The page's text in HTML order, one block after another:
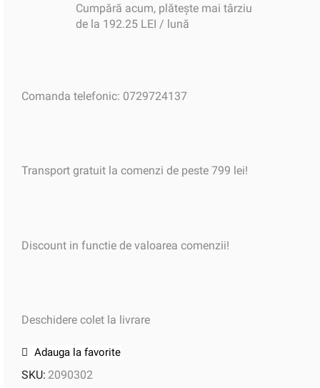
Cumpără acum, plătește mai târziu
de la 192.25 LEI / lună
Comanda telefonic: 0729724137
Transport gratuit la comenzi de peste 799 lei!
Discount in functie de valoarea comenzii!
Deschidere colet la livrare
Adauga la favorite
SKU: 2090302